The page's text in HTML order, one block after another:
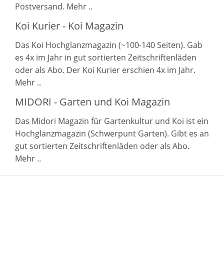
Postversand. Mehr ..
Koi Kurier - Koi Magazin
Das Koi Hochglanzmagazin (~100-140 Seiten). Gab
es 4x im Jahr in gut sortierten Zeitschriftenläden
oder als Abo. Der Koi Kurier erschien 4x im Jahr.
Mehr ..
MIDORI - Garten und Koi Magazin
Das Midori Magazin für Gartenkultur und Koi ist ein
Hochglanzmagazin (Schwerpunt Garten). Gibt es an
gut sortierten Zeitschriftenläden oder als Abo.
Mehr ..